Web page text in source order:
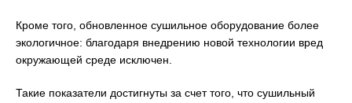
Кроме того, обновленное сушильное оборудование более
экологичное: благодаря внедрению новой технологии вред
окружающей среде исключен.
Такие показатели достигнуты за счет того, что сушильный